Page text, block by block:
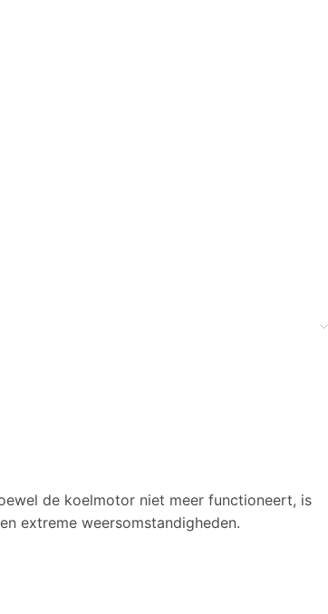
de koelmotor niet meer functioneert, is
extreme weersomstandigheden.